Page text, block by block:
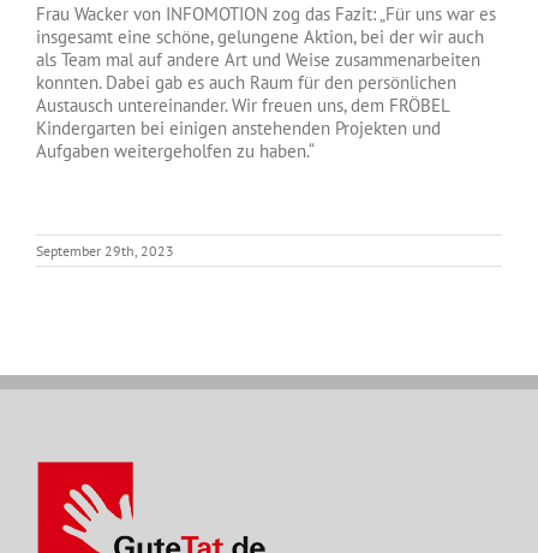
Frau Wacker von INFOMOTION zog das Fazit: „Für uns war es
insgesamt eine schöne, gelungene Aktion, bei der wir auch
als Team mal auf andere Art und Weise zusammenarbeiten
konnten. Dabei gab es auch Raum für den persönlichen
Austausch untereinander. Wir freuen uns, dem FRÖBEL
Kindergarten bei einigen anstehenden Projekten und
Aufgaben weitergeholfen zu haben.“
September 29th, 2023